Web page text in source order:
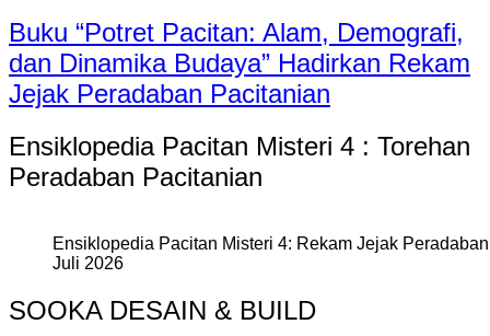
Buku “Potret Pacitan: Alam, Demografi,
dan Dinamika Budaya” Hadirkan Rekam
Jejak Peradaban Pacitanian
Ensiklopedia Pacitan Misteri 4 : Torehan
Peradaban Pacitanian
Ensiklopedia Pacitan Misteri 4: Rekam Jejak
Juli 2026
SOOKA DESAIN & BUILD